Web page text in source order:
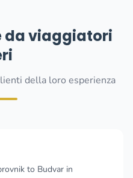
da viaggiatori
della loro esperienza
Budvar in